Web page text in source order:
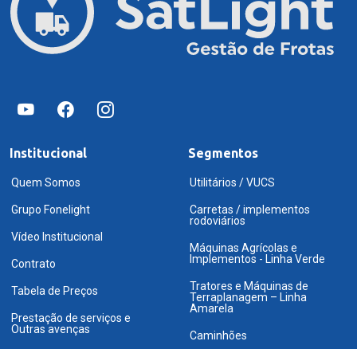
Institucional
Quem Somos
Grupo Fonelight
Vídeo Institucional
Contrato
Tabela de Preços
Prestação de serviços e
Outras avenças
Segmentos
Utilitários / VUCS
Carretas / implementos
rodoviários
Máquinas Agrícolas e
Implementos - Linha Verde
Tratores e Máquinas de
Terraplanagem – Linha
Amarela
Caminhões